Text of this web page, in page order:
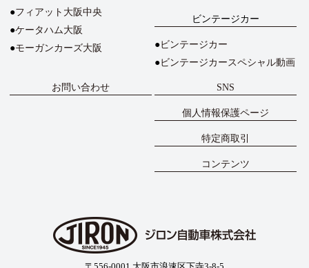
フィアット大阪中央
ケータハム大阪
モーガンカーズ大阪
ビンテージカー
ビンテージカー
ビンテージカースペシャル動画
お問い合わせ SNS
個人情報保護ページ
特定商取引
コンテンツ